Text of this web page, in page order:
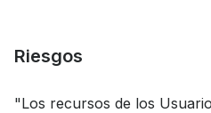
Riesgos
"Los recursos de los